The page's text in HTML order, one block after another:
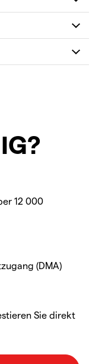
12 000
(DMA)
Sie direkt